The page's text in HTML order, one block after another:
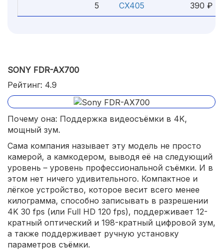
5
CX405
390 ₽
SONY FDR-AX700
Рейтинг: 4.9
Почему она: Поддержка видеосъёмки в 4K,
мощный зум.
Сама компания называет эту модель не просто
камерой, а камкодером, выводя её на следующий
уровень – уровень профессиональной съёмки. И в
этом нет ничего удивительного. Компактное и
лёгкое устройство, которое весит всего менее
килограмма, способно записывать в разрешении
4K 30 fps (или Full HD 120 fps), поддерживает 12-
кратный оптический и 198-кратный цифровой зум,
а также поддерживает ручную установку
параметров съёмки.